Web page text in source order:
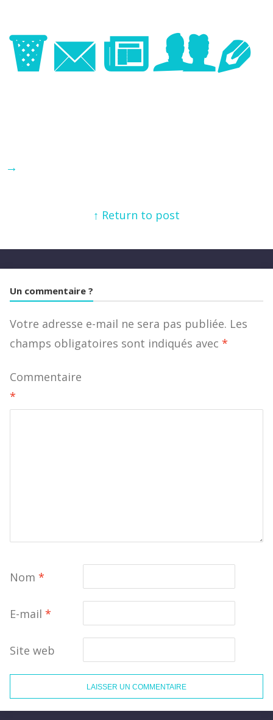
Image
→
↑ Return to post
Un commentaire ?
Votre adresse e-mail ne sera pas publiée. Les
champs obligatoires sont indiqués avec *
Commentaire
*
Nom *
E-mail *
Site web